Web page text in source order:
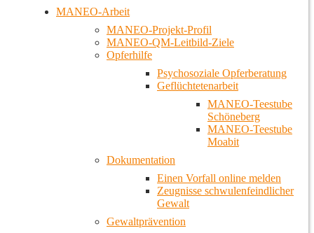
MANEO-Arbeit
MANEO-Projekt-Profil
MANEO-QM-Leitbild-Ziele
Opferhilfe
Psychosoziale Opferberatung
Geflüchtetenarbeit
MANEO-Teestube
Schöneberg
MANEO-Teestube
Moabit
Dokumentation
Einen Vorfall online melden
Zeugnisse schwulenfeindlicher
Gewalt
Gewaltprävention